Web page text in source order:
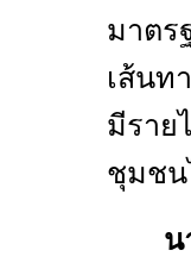
มาตร
เส้นท
มีราย
ชุมชน
น